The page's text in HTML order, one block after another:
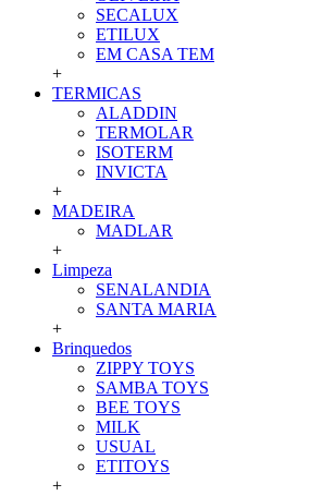
SECALUX
ETILUX
EM CASA TEM
+
TERMICAS
ALADDIN
TERMOLAR
ISOTERM
INVICTA
+
MADEIRA
MADLAR
+
Limpeza
SENALANDIA
SANTA MARIA
+
Brinquedos
ZIPPY TOYS
SAMBA TOYS
BEE TOYS
MILK
USUAL
ETITOYS
+